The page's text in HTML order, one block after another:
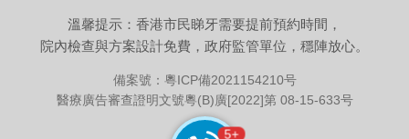
溫馨提示：香港市民睇牙需要提前預約時間，
院內檢查與方案設計免費，政府監管單位，穩陣放心。
備案號： 粵ICP備2021154210号
醫療廣告審查證明文號粵(B)廣[2022]第 08-15-633号
8+